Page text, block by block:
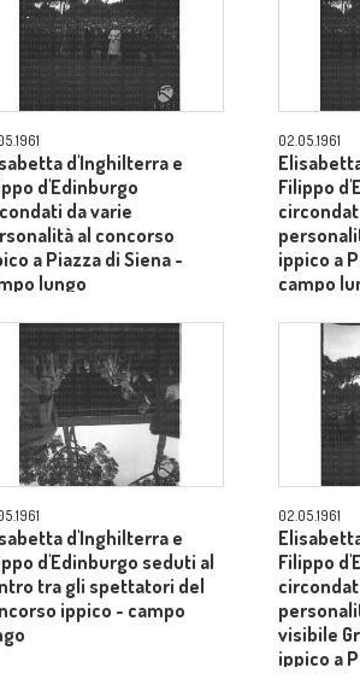
d'Inghilterra e
d'Edinburgo
da varie
al concorso
a Piazza di Siena -
lungo
02.05.1961
Filippo
ippico a
campo
d'Inghilterra e
d'Edinburgo seduti al
tra gli spettatori del
ippico - campo
02.05.1961
Filippo
visibile
ippico a